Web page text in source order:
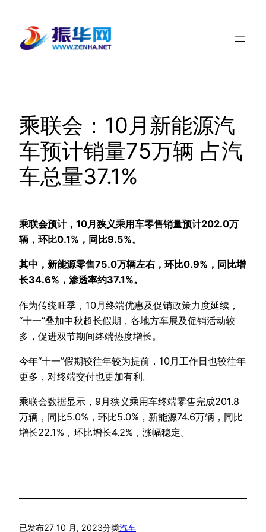
乘联会：10月新能源汽
车预计销量75万辆 占汽
车总量37.1%
乘联会预计，10月狭义乘用车零售销量预计202.0万
辆，环比0.1%，同比9.5%。
其中，新能源零售75.0万辆左右，环比0.9%，同比增
长34.6%，渗透率约37.1%。
作为传统旺季，10月终端优惠及促销政策力度延续，
“十一”叠加中秋超长假期，各地方车展及促销活动较
多，促进双节期间终端热度增长。
今年“十一”假期较往年较为提前，10月工作日也较往年
更多，对终端交付也更加有利。
乘联会数据显示，9月狭义乘用车终端零售完成201.8
万辆，同比5.0%，环比5.0%，新能源74.6万辆，同比
增长22.1%，环比增长4.2%，涨幅稳定。
已发布27 10 月, 2023分类汽车